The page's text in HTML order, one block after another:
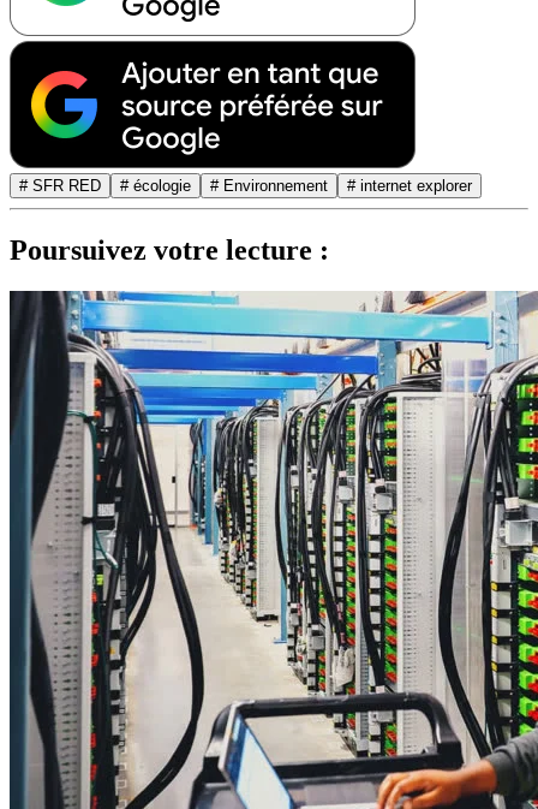
# SFR RED # écologie # Environnement # internet explorer
Poursuivez votre lecture :